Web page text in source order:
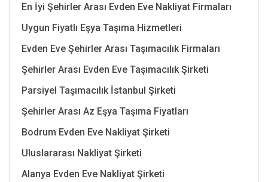
En İyi Şehirler Arası Evden Eve Nakliyat Firmaları
Uygun Fiyatlı Eşya Taşıma Hizmetleri
Evden Eve Şehirler Arası Taşımacılık Firmaları
Şehirler Arası Evden Eve Taşımacılık Şirketi
Parsiyel Taşımacılık İstanbul Şirketi
Şehirler Arası Az Eşya Taşıma Fiyatları
Bodrum Evden Eve Nakliyat Şirketi
Uluslararası Nakliyat Şirketi
Alanya Evden Eve Nakliyat Şirketi